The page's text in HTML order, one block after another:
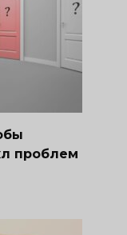
проблем